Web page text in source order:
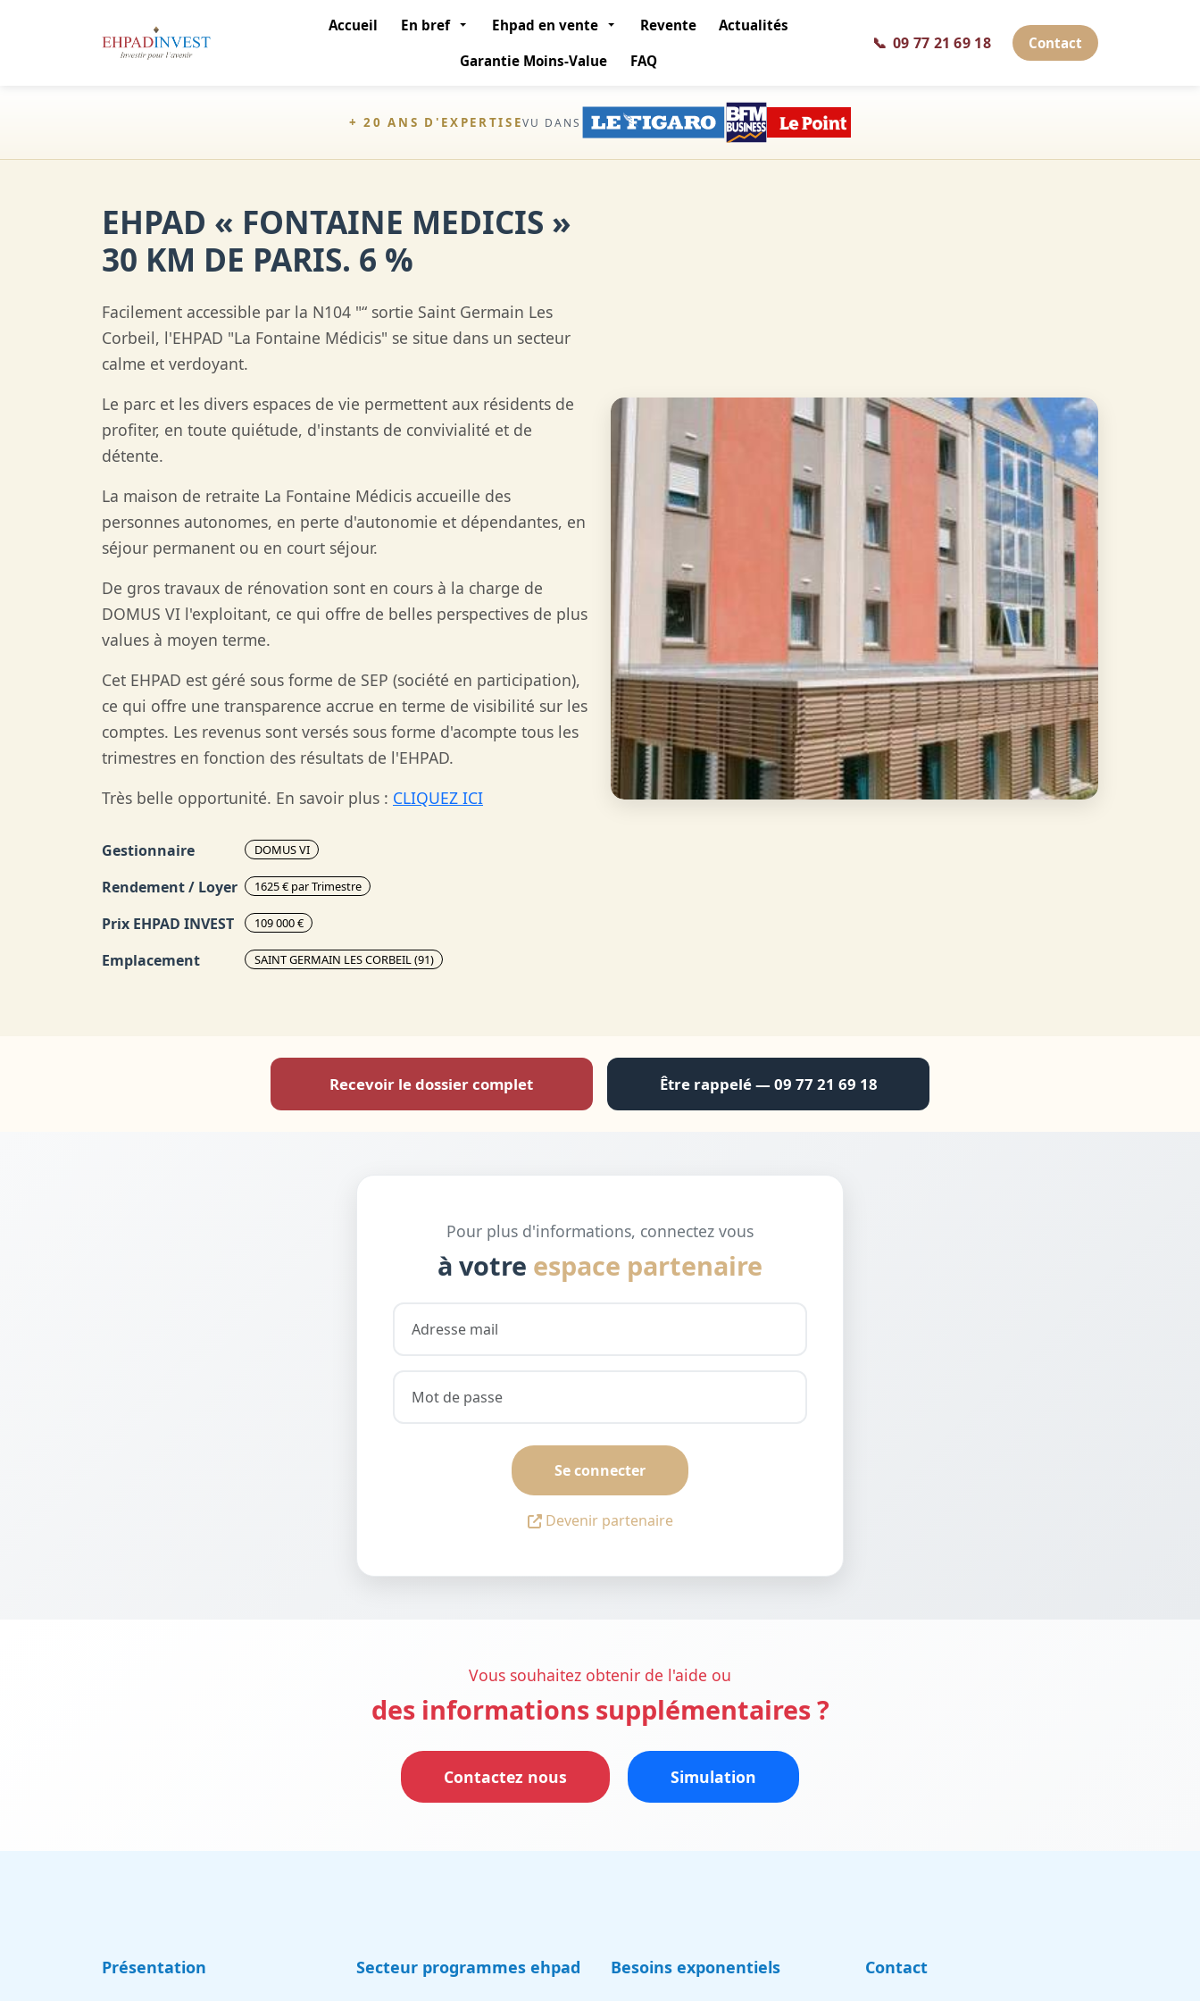
Accueil En bref Ehpad en vente Revente
Actualités
Garantie Moins-Value
FAQ
📞 09 77 21 69 18 Contact
+ 20 ANS D'EXPERTISEVU DANS
EHPAD « FONTAINE MEDICIS »
30 KM DE PARIS. 6 %
Facilement accessible par la N104 "“ sortie Saint Germain Les
Corbeil, l'EHPAD "La Fontaine Médicis" se situe dans un secteur
calme et verdoyant.
Le parc et les divers espaces de vie permettent aux résidents de
profiter, en toute quiétude, d'instants de convivialité et de
détente.
La maison de retraite La Fontaine Médicis accueille des
personnes autonomes, en perte d'autonomie et dépendantes, en
séjour permanent ou en court séjour.
De gros travaux de rénovation sont en cours à la charge de
DOMUS VI l'exploitant, ce qui offre de belles perspectives de plus
values à moyen terme.
Cet EHPAD est géré sous forme de SEP (société en participation),
ce qui offre une transparence accrue en terme de visibilité sur les
comptes. Les revenus sont versés sous forme d'acompte tous les
trimestres en fonction des résultats de l'EHPAD.
Très belle opportunité. En savoir plus : CLIQUEZ ICI
Gestionnaire DOMUS VI
Rendement / Loyer 1625 € par Trimestre
Prix EHPAD INVEST 109 000 €
Emplacement SAINT GERMAIN LES CORBEIL (91)
Recevoir le dossier complet Être rappelé — 09 77 21 69 18
Pour plus d'informations, connectez vous
à votre espace partenaire
Se connecter
Devenir partenaire
Vous souhaitez obtenir de l'aide ou
des informations supplémentaires ?
Contactez nous Simulation
Présentation Secteur programmes ehpad Besoins exponentiels Contact